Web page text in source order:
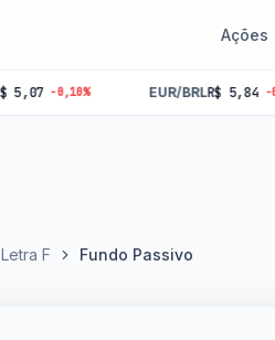
Ações
EUR/BRLR$ 5,84 -0,18%
Letra F Fundo Passivo